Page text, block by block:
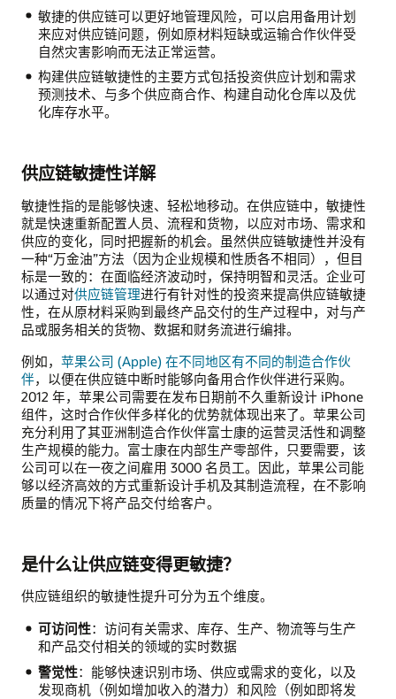
敏捷的供应链可以更好地管理风险，可以启用备用计划
来应对供应链问题，例如原材料短缺或运输合作伙伴受
自然灾害影响而无法正常运营。
构建供应链敏捷性的主要方式包括投资供应计划和需求
预测技术、与多个供应商合作、构建自动化仓库以及优
化库存水平。
供应链敏捷性详解
敏捷性指的是能够快速、轻松地移动。在供应链中，敏捷性
就是快速重新配置人员、流程和货物，以应对市场、需求和
供应的变化，同时把握新的机会。虽然供应链敏捷性并没有
一种“万金油”方法（因为企业规模和性质各不相同），但目
标是一致的：在面临经济波动时，保持明智和灵活。企业可
以通过对供应链管理进行有针对性的投资来提高供应链敏捷
性，在从原材料采购到最终产品交付的生产过程中，对与产
品或服务相关的货物、数据和财务流进行编排。
例如， 苹果公司 (Apple) 在不同地区有不同的制造合作伙
伴，以便在供应链中断时能够向备用合作伙伴进行采购。
2012 年，苹果公司需要在发布日期前不久重新设计 iPhone
组件，这时合作伙伴多样化的优势就体现出来了。苹果公司
充分利用了其亚洲制造合作伙伴富士康的运营灵活性和调整
生产规模的能力。富士康在内部生产零部件，只要需要，该
公司可以在一夜之间雇用 3000 名员工。因此，苹果公司能
够以经济高效的方式重新设计手机及其制造流程，在不影响
质量的情况下将产品交付给客户。
是什么让供应链变得更敏捷？
供应链组织的敏捷性提升可分为五个维度。
可访问性：访问有关需求、库存、生产、物流等与生产
和产品交付相关的领域的实时数据
警觉性：能够快速识别市场、供应或需求的变化，以及
发现商机（例如增加收入的潜力）和风险（例如即将发